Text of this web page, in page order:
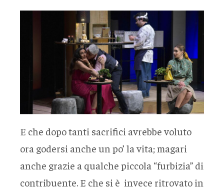
E che dopo tanti sacrifici avrebbe voluto
ora godersi anche un po’ la vita; magari
anche grazie a qualche piccola “furbizia” di
contribuente. E che si è invece ritrovato in